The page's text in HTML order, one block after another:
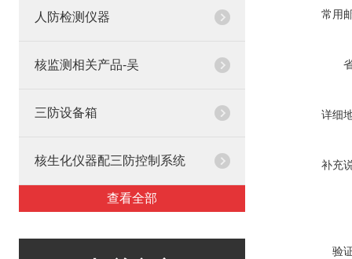
人防检测仪器
核监测相关产品-吴
三防设备箱
核生化仪器配三防控制系统
查看全部
常用
详细
补充
验